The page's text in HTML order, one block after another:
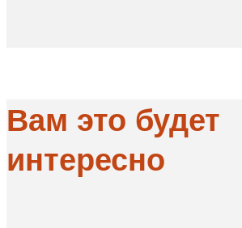
Вам это будет
интересно